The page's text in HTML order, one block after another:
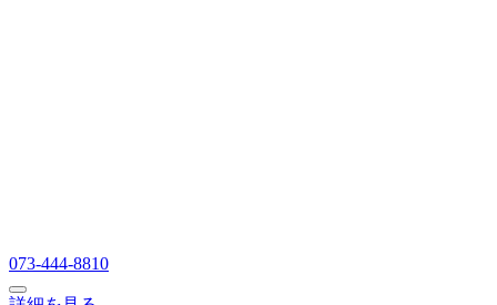
073-444-8810